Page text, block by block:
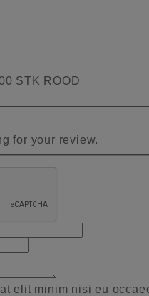
STK ROOD
for your review.
elit minim nisi eu